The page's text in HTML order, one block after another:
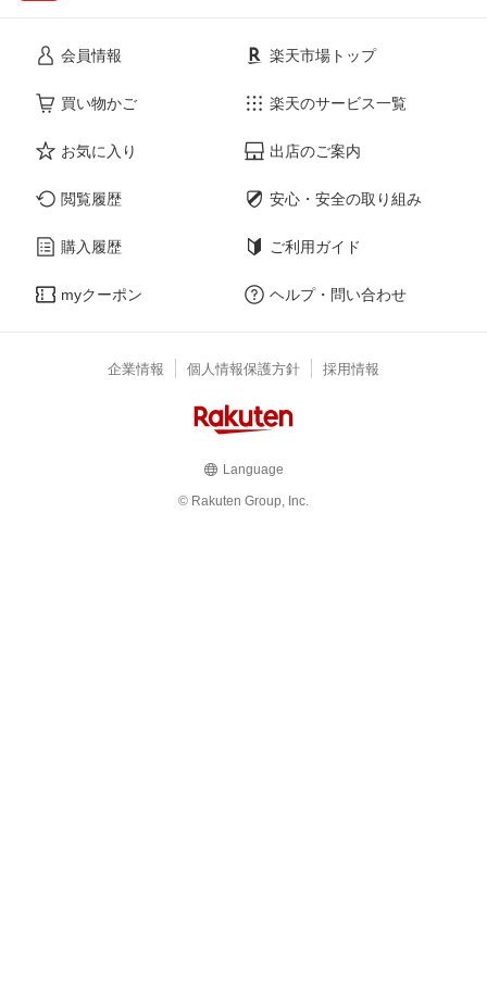
会員情報
買い物かご
お気に入り
閲覧履歴
購入履歴
myクーポン
楽天市場トップ
楽天のサービス一覧
出店のご案内
安心・安全の取り組み
ご利用ガイド
ヘルプ・問い合わせ
企業情報 個人情報保護方針 採用情報
Language
© Rakuten Group, Inc.